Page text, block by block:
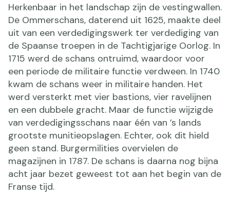
Herkenbaar in het landschap zijn de vestingwallen.
De Ommerschans, daterend uit 1625, maakte deel
uit van een verdedigingswerk ter verdediging van
de Spaanse troepen in de Tachtigjarige Oorlog. In
1715 werd de schans ontruimd, waardoor voor
een periode de militaire functie verdween. In 1740
kwam de schans weer in militaire handen. Het
werd versterkt met vier bastions, vier ravelijnen
en een dubbele gracht. Maar de functie wijzigde
van verdedigingsschans naar één van ’s lands
grootste munitieopslagen. Echter, ook dit hield
geen stand. Burgermilities overvielen de
magazijnen in 1787. De schans is daarna nog bijna
acht jaar bezet geweest tot aan het begin van de
Franse tijd.